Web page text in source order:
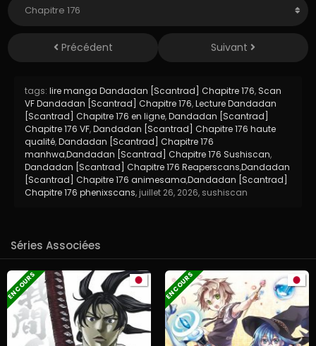
Précédent Suivant
tags: lire manga Dandadan [Scantrad] Chapitre 176, Scan
VF Dandadan [Scantrad] Chapitre 176,Lecture Dandadan
[Scantrad] Chapitre 176 en ligne,Dandadan [Scantrad]
Chapitre 176 VF,Dandadan [Scantrad] Chapitre 176 haute
qualité,Dandadan [Scantrad] Chapitre 176
manhwa,Dandadan [Scantrad] Chapitre 176 Sushiscan,
Dandadan [Scantrad] Chapitre 176 Reaperscans,Dandadan
[Scantrad] Chapitre 176 animesama,Dandadan [Scantrad]
Chapitre 176 phenixscans, juillet 26, 2026, sushiscan
Séries Associées
EN COURS EN COURS